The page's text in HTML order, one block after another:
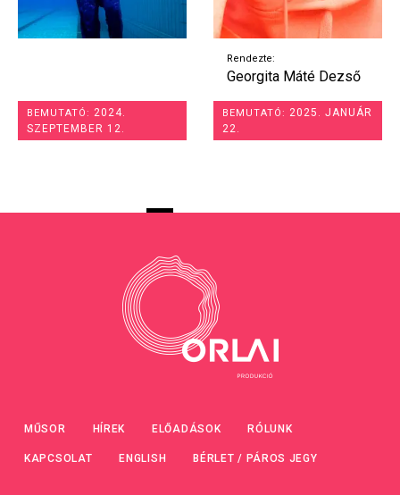
BEMUTATÓ: 2024.
SZEPTEMBER 12.
Rendezte:
Georgita Máté Dezső
BEMUTATÓ: 2025. JANUÁR
22.
MŰSOR HÍREK ELŐADÁSOK RÓLUNK
KAPCSOLAT ENGLISH BÉRLET / PÁROS JEGY